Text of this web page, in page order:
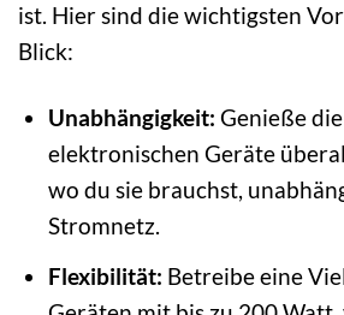
ist. Hier sind die wichtigsten
Blick:
Unabhängigkeit: Genieße
elektronischen Geräte
wo du sie brauchst,
Stromnetz.
Flexibilität: Betreibe eine